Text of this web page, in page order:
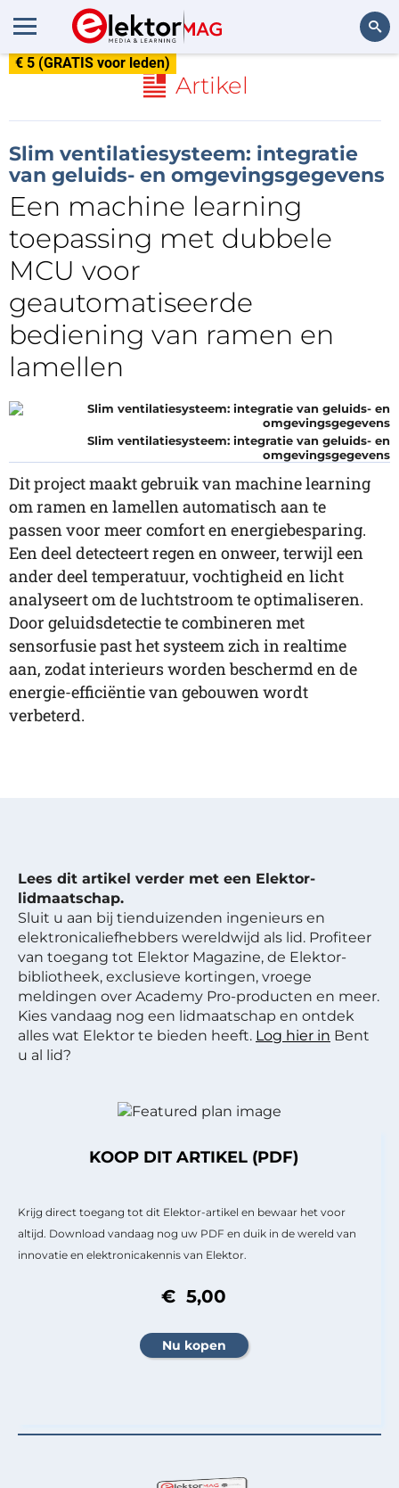
€ 5 (GRATIS voor leden)
Artikel
Slim ventilatiesysteem: integratie
van geluids- en omgevingsgegevens
Een machine learning
toepassing met dubbele
MCU voor
geautomatiseerde
bediening van ramen en
lamellen
Slim ventilatiesysteem: integratie van geluids- en
omgevingsgegevens
Dit project maakt gebruik van machine learning
om ramen en lamellen automatisch aan te
passen voor meer comfort en energiebesparing.
Een deel detecteert regen en onweer, terwijl een
ander deel temperatuur, vochtigheid en licht
analyseert om de luchtstroom te optimaliseren.
Door geluidsdetectie te combineren met
sensorfusie past het systeem zich in realtime
aan, zodat interieurs worden beschermd en de
energie-efficiëntie van gebouwen wordt
verbeterd.
Lees dit artikel verder met een Elektor-
lidmaatschap.
Sluit u aan bij tienduizenden ingenieurs en
elektronicaliefhebbers wereldwijd als lid. Profiteer
van toegang tot Elektor Magazine, de Elektor-
bibliotheek, exclusieve kortingen, vroege
meldingen over Academy Pro-producten en meer.
Kies vandaag nog een lidmaatschap en ontdek
alles wat Elektor te bieden heeft. Log hier in Bent
u al lid?
KOOP DIT ARTIKEL (PDF)
Krijg direct toegang tot dit Elektor-artikel en bewaar het voor
altijd. Download vandaag nog uw PDF en duik in de wereld van
innovatie en elektronicakennis van Elektor.
€ 5,00